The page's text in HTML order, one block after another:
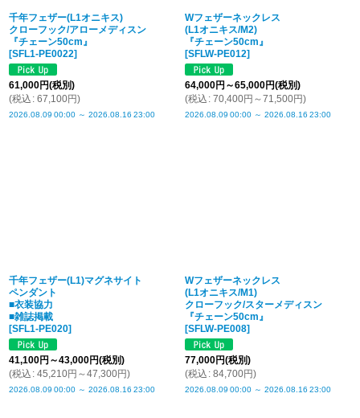
千年フェザー(L1オニキス)
クローフック/アローメディスン
『チェーン50cm』
[SFL1-PE0022]
61,000円(税別)
(税込 : 67,100円)
2026.08.09 00:00 ～ 2026.08.16 23:00
Wフェザーネックレス
(L1オニキス/M2)
『チェーン50cm』
[SFLW-PE012]
64,000円 ～65,000円(税別)
(税込 : 70,400円 ～71,500円)
2026.08.09 00:00 ～ 2026.08.16 23:00
千年フェザー(L1)マグネサイト
ペンダント
■衣装協力
■雑誌掲載
[SFL1-PE020]
41,100円 ～43,000円(税別)
(税込 : 45,210円 ～47,300円)
2026.08.09 00:00 ～ 2026.08.16 23:00
Wフェザーネックレス
(L1オニキス/M1)
クローフック/スターメディスン
『チェーン50cm』
[SFLW-PE008]
77,000円(税別)
(税込 : 84,700円)
2026.08.09 00:00 ～ 2026.08.16 23:00